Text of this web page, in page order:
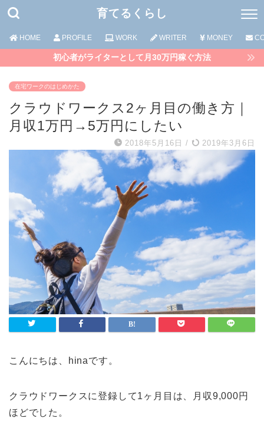
育てるくらし
HOME PROFILE WORK WRITER MONEY
初心者がライターとして月30万円稼ぐ方法
在宅ワークのはじめかた
クラウドワークス2ヶ月目の働き方｜
月収1万円→5万円にしたい
2018年5月16日 / 2019年3月6日
こんにちは、hinaです。
クラウドワークスに登録して1ヶ月目は、月収9,000円
ほどでした。